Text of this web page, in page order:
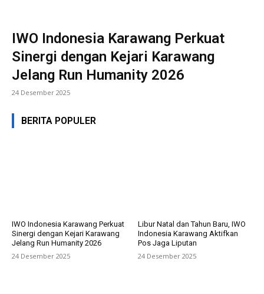
IWO Indonesia Karawang Perkuat
Sinergi dengan Kejari Karawang
Jelang Run Humanity 2026
24 Desember 2025
BERITA POPULER
IWO Indonesia Karawang Perkuat
Sinergi dengan Kejari Karawang
Jelang Run Humanity 2026
24 Desember 2025
Libur Natal dan Tahun Baru, IWO
Indonesia Karawang Aktifkan
Pos Jaga Liputan
24 Desember 2025